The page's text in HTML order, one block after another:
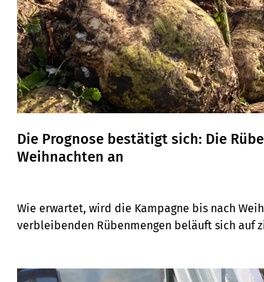
Die Prognose bestätigt sich: Die
Weihnachten an
Wie erwartet, wird die Kampagne bis nach
verbleibenden Rübenmengen beläuft sich auf